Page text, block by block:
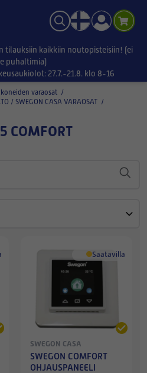
tilauksiin kaikkiin noutopisteisiin! (ei
puhaltimia)
27.7.-21.8. klo 8-16
varaosat /
/ SWEGON CASA VARAOSAT /
COMFORT
Saatavilla
SWEGON CASA
SWEGON COMFORT
OHJAUSPANEELI